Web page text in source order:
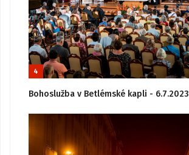
4
Bohoslužba v Betlémské kapli - 6.7.2023